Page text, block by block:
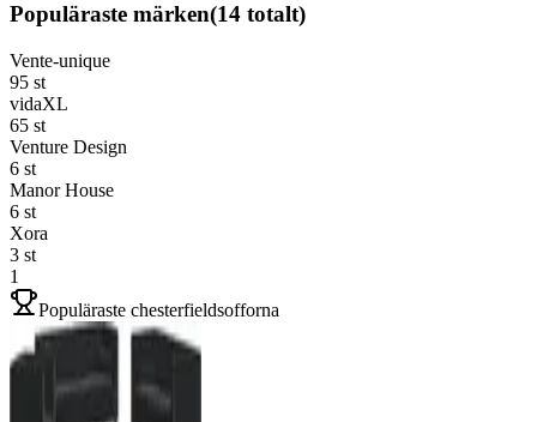
Populäraste märken(14 totalt)
Vente-unique
95 st
vidaXL
65 st
Venture Design
6 st
Manor House
6 st
Xora
3 st
1
Populäraste chesterfieldsofforna